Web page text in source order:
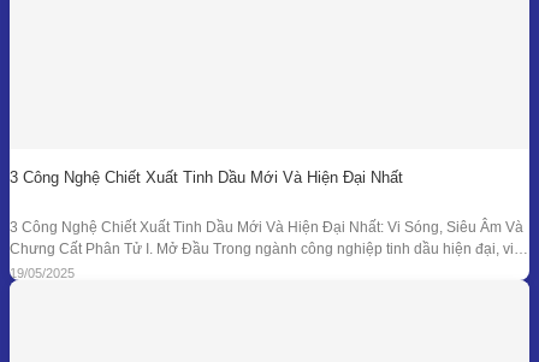
3 Công Nghệ Chiết Xuất Tinh Dầu Mới Và Hiện Đại Nhất
3 Công Nghệ Chiết Xuất Tinh Dầu Mới Và Hiện Đại Nhất: Vi Sóng, Siêu Âm Và
Chưng Cất Phân Tử I. Mở Đầu Trong ngành công nghiệp tinh dầu hiện đại, việc
tối ưu hóa hiệu suất chiết xuất, giữ nguyên hương thơm và hoạt chất trị liệu là
mục tiêu hàng đầu. Bên
19/05/2025